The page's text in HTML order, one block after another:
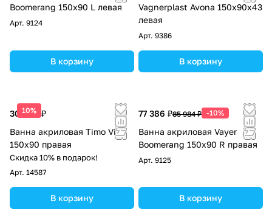
Boomerang 150x90 L левая
Арт. 9124
В корзину
Vagnerplast Avona 150x90x43
левая
Арт. 9386
В корзину
10%
30 000 ₽
Ванна акриловая Timo Vino
150x90 правая
Скидка 10% в подарок!
Арт. 14587
В корзину
77 386 ₽85 984 ₽ -10%
Ванна акриловая Vayer
Boomerang 150x90 R правая
Арт. 9125
В корзину